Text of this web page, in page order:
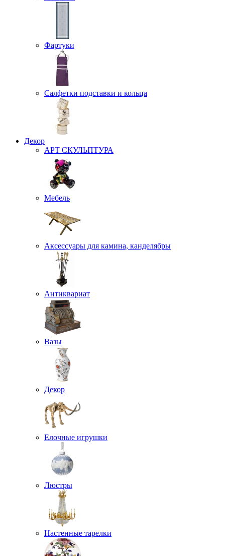
Фартуки
Салфетки подставки и кольца
Декор
АРТ СКУЛЬПТУРА
Мебель
Аксессуары для камина, канделябры
Антиквариат
Вазы
Декор
Елочные игрушки
Люстры
Настенные тарелки